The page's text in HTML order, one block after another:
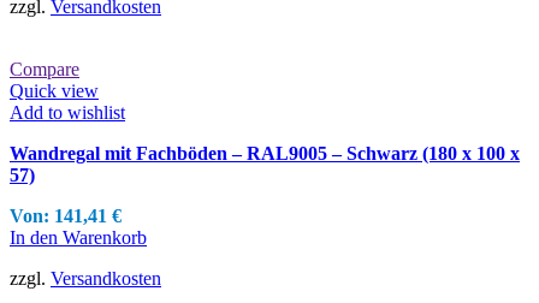
zzgl. Versandkosten
Compare
Quick view
Add to wishlist
Wandregal mit Fachböden – RAL9005 – Schwarz (180 x 100 x
57)
Von: 141,41 €
In den Warenkorb
zzgl. Versandkosten